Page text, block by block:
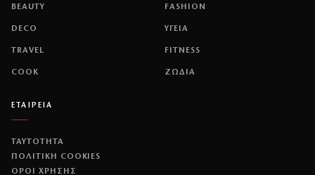
BEAUTY FASHION
DECO ΥΓΕΙΑ
TRAVEL FITNESS
COOK ΖΩΔΙΑ
ΕΤΑΙΡΕΙΑ
ΤΑΥΤΟΤΗΤΑ
ΠΟΛΙΤΙΚΉ COOKIES
ΌΡΟΙ ΧΡΉΣΗΣ